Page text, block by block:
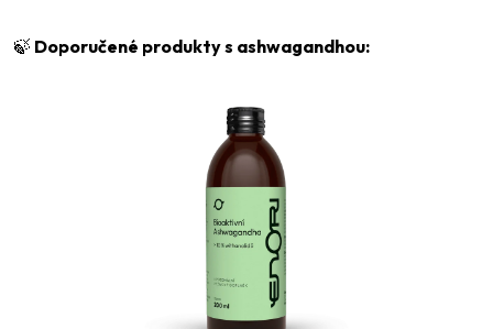
🍃 Doporučené produkty s ashwagandhou: